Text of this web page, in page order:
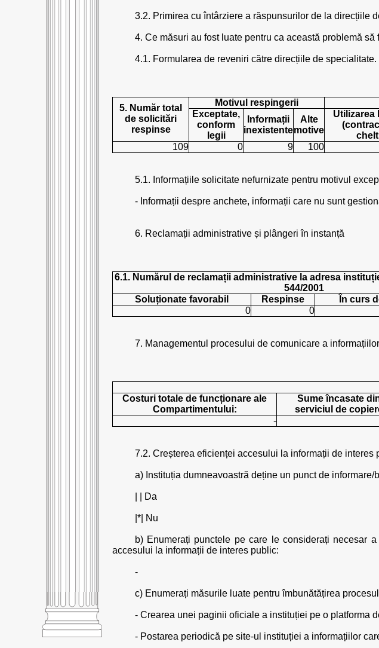
3.2. Primirea cu întârziere a răspunsurilor de la direcțiile
4. Ce măsuri au fost luate pentru ca această problemă să
4.1. Formularea de reveniri către direcțiile de specialitate.
5. Număr total
de solicitări
respinse
Motivul respingerii
Exceptate,
conform
legii
Informații
inexistente
Alte
motive
Utilizarea
109 0 9 100
5.1. Informațiile solicitate nefurnizate pentru motivul
- Informații despre anchete, informații care nu sunt
6. Reclamații administrative și plângeri în instanță
6.1. Numărul de reclamații administrative la adresa
544/2001
Soluționate favorabil
Respinse În curs
0
0
7. Managementul procesului de comunicare a
Costuri totale de funcționare ale
Compartimentului:
Sume încasate
serviciul de
-
7.2. Creșterea eficienței accesului la informații de interes
a) Instituția dumneavoastră deține un punct de
| | Da
|*| Nu
b) Enumerați punctele pe care le considerați necesar
accesului la informații de interes public:
-
c) Enumerați măsurile luate pentru îmbunătățirea
- Crearea unei paginii oficiale a instituției pe o platforma
- Postarea periodică pe site-ul instituției a informațiilor